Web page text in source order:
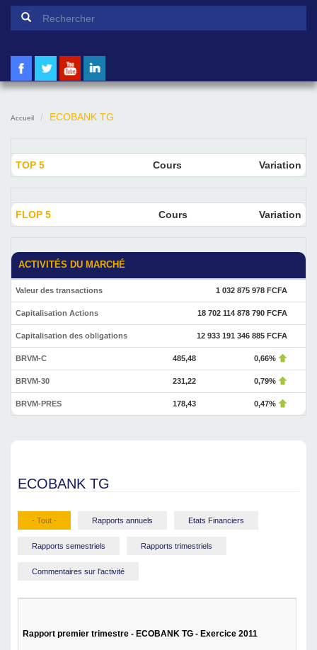
Formulaire de recherche
Accueil ECOBANK TG
TOP 5 Cours Variation
FLOP 5 Cours Variation
ACTIVITÉS DU MARCHÉ
Valeur des transactions 1 032 875 978 FCFA
Capitalisation Actions 18 702 114 878 790 FCFA
Capitalisation des obligations 12 933 191 346 885 FCFA
BRVM-C 485,48 0,66%
BRVM-30 231,22 0,79%
BRVM-PRES 178,43 0,47%
ECOBANK TG
- Tout - Rapports annuels Etats Financiers
Rapports semestriels Rapports trimestriels
Commentaires sur l'activité
Rapport premier trimestre - ECOBANK TG - Exercice 2011